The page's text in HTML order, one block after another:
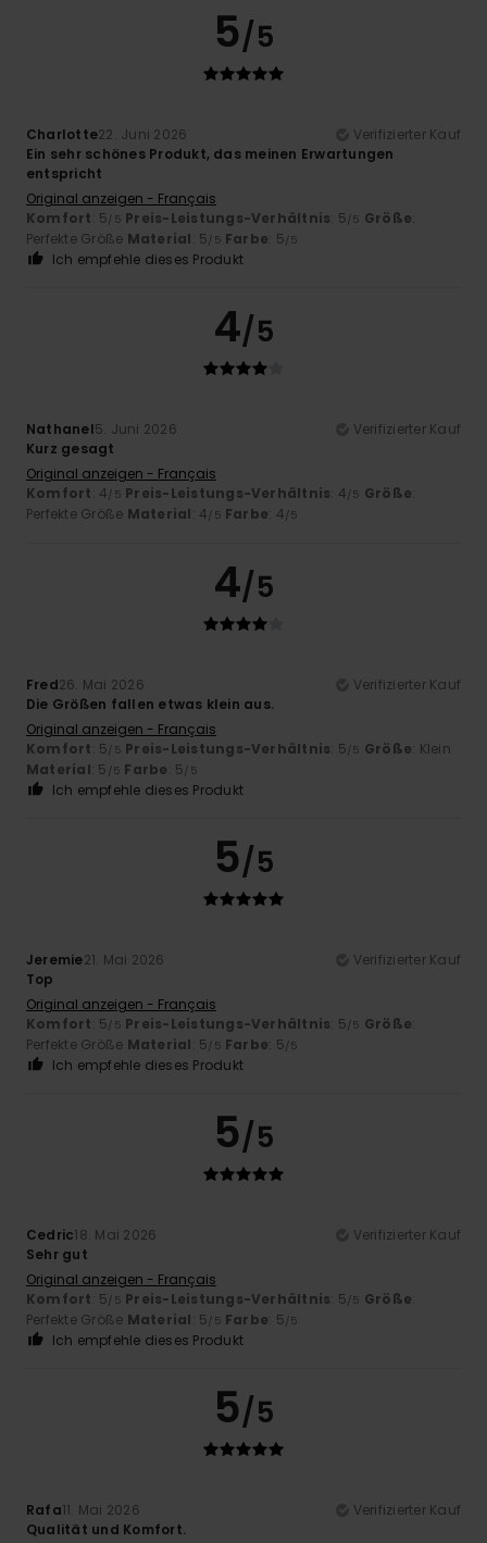
5/5
Charlotte22. Juni 2026
Verifizierter Kauf
Ein sehr schönes Produkt, das meinen Erwartungen
entspricht
Original anzeigen - Français
Komfort: 5 /5 Preis-Leistungs-Verhältnis: 5 /5 Größe:
Perfekte Größe Material: 5 /5 Farbe: 5 /5
Ich empfehle dieses Produkt
4/5
Nathanel5. Juni 2026
Verifizierter Kauf
Kurz gesagt
Original anzeigen - Français
Komfort: 4 /5 Preis-Leistungs-Verhältnis: 4 /5 Größe:
Perfekte Größe Material: 4 /5 Farbe: 4 /5
4/5
Fred26. Mai 2026
Verifizierter Kauf
Die Größen fallen etwas klein aus.
Original anzeigen - Français
Komfort: 5 /5 Preis-Leistungs-Verhältnis: 5 /5 Größe: Klein
Material: 5 /5 Farbe: 5 /5
Ich empfehle dieses Produkt
5/5
Jeremie21. Mai 2026
Verifizierter Kauf
Top
Original anzeigen - Français
Komfort: 5 /5 Preis-Leistungs-Verhältnis: 5 /5 Größe:
Perfekte Größe Material: 5 /5 Farbe: 5 /5
Ich empfehle dieses Produkt
5/5
Cedric18. Mai 2026
Verifizierter Kauf
Sehr gut
Original anzeigen - Français
Komfort: 5 /5 Preis-Leistungs-Verhältnis: 5 /5 Größe:
Perfekte Größe Material: 5 /5 Farbe: 5 /5
Ich empfehle dieses Produkt
5/5
Rafa11. Mai 2026
Verifizierter Kauf
Qualität und Komfort.